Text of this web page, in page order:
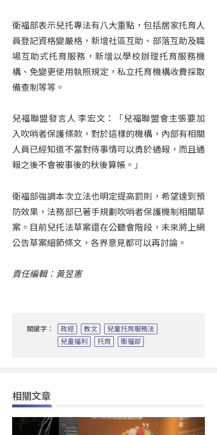
衛福部表示兒托專法有八大重點，包括居家托育人
員登記資格變嚴格，新增社區互助、部落互助及職
場互助式托育服務，新增以學校辦理托育服務機
構、免變更使用執照規定，私立托育機構收費採取
備查制等等。
兒福聯盟發言人 李宏文：「兒福聯盟會主張要加
入吹哨者保護條款，對於這樣的機構，內部有相關
人員已經知道不當對待事情可以勇於通報，而且通
報之後不會被事後的秋後算帳。」
衛福部強調本次立法也明定提高罰則，希望達到預
防效果，法務部已著手規劃吹哨者保護機制相關草
案。目前兒托法草案還在公聽會階段，未來將上網
公告草案細節條文，各界意見都可以再討論。
責任編輯：黃昱憲
關鍵字： 政經 教文
兒童托育服務法
兒童福利
托育 衛福部
相關文章